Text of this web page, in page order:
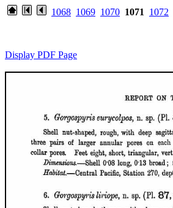
1068 1069 1070 1071 1072
Display PDF Page